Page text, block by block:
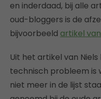
en inderdaad, bij alle
oud-bloggers is de
bijvoorbeeld artikel
Uit het artikel van
technisch probleem is
niet meer in de lijst